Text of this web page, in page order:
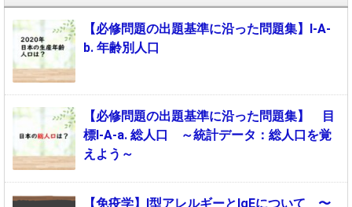
【必修問題の出題基準に沿った問題集】Ⅰ-A-
b. 年齢別人口
【必修問題の出題基準に沿った問題集】 目
標Ⅰ-A-a. 総人口 ～統計データ：総人口を覚
えよう～
【免疫学】Ⅰ型アレルギーとIgEについて 〜